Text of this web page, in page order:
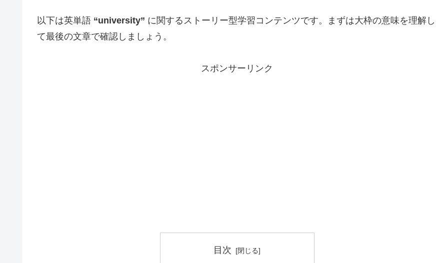
以下は英単語 “university” に関するストーリー型学習コンテンツです。まずは大枠の意味を理解し
て最後の文章で確認しましょう。
スポンサーリンク
目次